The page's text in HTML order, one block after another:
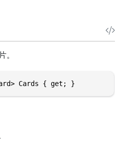
。
Cards { get; }